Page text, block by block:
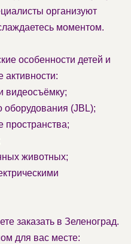
организуют
моментом.
особенности детей и
видеосъёмку;
оборудования (JBL);
пространства;
животных;
заказать в Зеленоград.
для вас месте: